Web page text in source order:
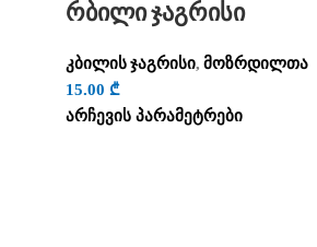
რბილი ჯაგრისი
კბილის ჯაგრისი, მოზრდილთა
15.00 ₾
არჩევის პარამეტრები